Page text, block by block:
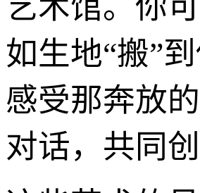
艺术馆。你
如生地“搬”
感受那奔放
对话，共同